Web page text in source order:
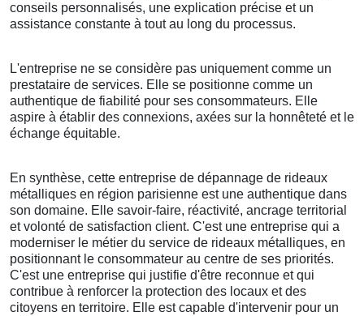
conseils personnalisés, une explication précise et un
assistance constante à tout au long du processus.
L'entreprise ne se considère pas uniquement comme un
prestataire de services. Elle se positionne comme un
authentique de fiabilité pour ses consommateurs. Elle
aspire à établir des connexions, axées sur la honnêteté et le
échange équitable.
En synthèse, cette entreprise de dépannage de rideaux
métalliques en région parisienne est une authentique dans
son domaine. Elle savoir-faire, réactivité, ancrage territorial
et volonté de satisfaction client. C'est une entreprise qui a
moderniser le métier du service de rideaux métalliques, en
positionnant le consommateur au centre de ses priorités.
C'est une entreprise qui justifie d'être reconnue et qui
contribue à renforcer la protection des locaux et des
citoyens en territoire. Elle est capable d'intervenir pour un